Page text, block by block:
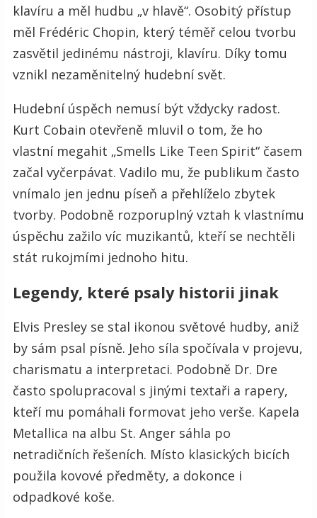
klavíru a měl hudbu „v hlavě“. Osobitý přístup
měl Frédéric Chopin, který téměř celou tvorbu
zasvětil jedinému nástroji, klavíru. Díky tomu
vznikl nezaměnitelný hudební svět.
Hudební úspěch nemusí být vždycky radost.
Kurt Cobain otevřeně mluvil o tom, že ho
vlastní megahit „Smells Like Teen Spirit“ časem
začal vyčerpávat. Vadilo mu, že publikum často
vnímalo jen jednu píseň a přehlíželo zbytek
tvorby. Podobně rozporuplný vztah k vlastnímu
úspěchu zažilo víc muzikantů, kteří se nechtěli
stát rukojmími jednoho hitu.
Legendy, které psaly historii jinak
Elvis Presley se stal ikonou světové hudby, aniž
by sám psal písně. Jeho síla spočívala v projevu,
charismatu a interpretaci. Podobně Dr. Dre
často spolupracoval s jinými textaři a rapery,
kteří mu pomáhali formovat jeho verše. Kapela
Metallica na albu St. Anger sáhla po
netradičních řešeních. Místo klasických bicích
použila kovové předměty, a dokonce i
odpadkové koše.